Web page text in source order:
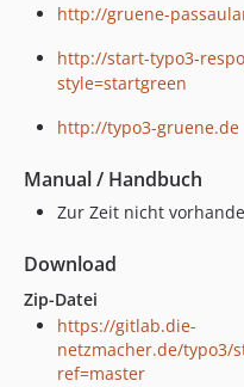
4.5.3
4.5.2
4.3.74
4.3.71
4.3.68
4.3.63
4.3.58
4.3.55
http://gruene-
http://start-typo3-
style=startgreen
http://typo3-gruene.de
Manual / Handbuch
Zur Zeit nicht
Download
Zip-Datei
https://gitlab.die-
netzmacher.de/typo3/
ref=master